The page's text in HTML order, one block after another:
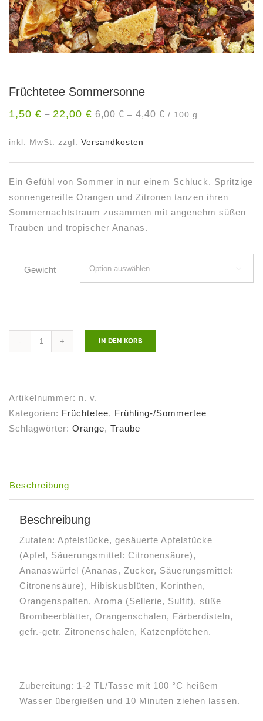
Früchtetee Sommersonne
1,50 € – 22,00 € 6,00 € – 4,40 € / 100 g
inkl. MwSt. zzgl. Versandkosten
Ein Gefühl von Sommer in nur einem Schluck. Spritzige
sonnengereifte Orangen und Zitronen tanzen ihren
Sommernachtstraum zusammen mit angenehm süßen
Trauben und tropischer Ananas.
Gewicht 
IN DEN KORB
Artikelnummer: n. v.
Kategorien: Früchtetee, Frühling-/Sommertee
Schlagwörter: Orange, Traube
Beschreibung
Beschreibung
Zutaten: Apfelstücke, gesäuerte Apfelstücke
(Apfel, Säuerungsmittel: Citronensäure),
Ananaswürfel (Ananas, Zucker, Säuerungsmittel:
Citronensäure), Hibiskusblüten, Korinthen,
Orangenspalten, Aroma (Sellerie, Sulfit), süße
Brombeerblätter, Orangenschalen, Färberdisteln,
gefr.-getr. Zitronenschalen, Katzenpfötchen.
Zubereitung: 1-2 TL/Tasse mit 100 °C heißem
Wasser übergießen und 10 Minuten ziehen lassen.